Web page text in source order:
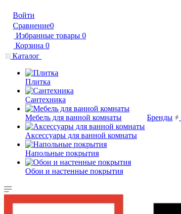
Войти
Сравнение0
Избранные товары 0
Корзина 0
Каталог
Плитка
Сантехника
Мебель для ванной комнаты
Аксессуары для ванной комнаты
Напольные покрытия
Обои и настенные покрытия
Бренды